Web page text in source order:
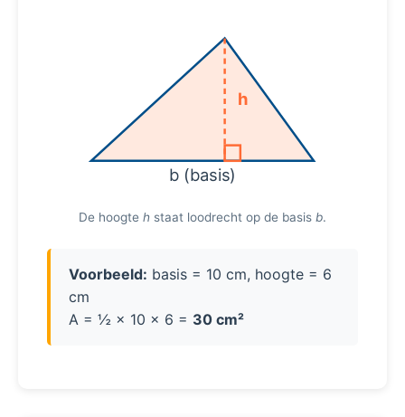
b (basis)
h
De hoogte h staat loodrecht op de basis b.
Voorbeeld: basis = 10 cm, hoogte = 6
cm
A = ½ × 10 × 6 = 30 cm²